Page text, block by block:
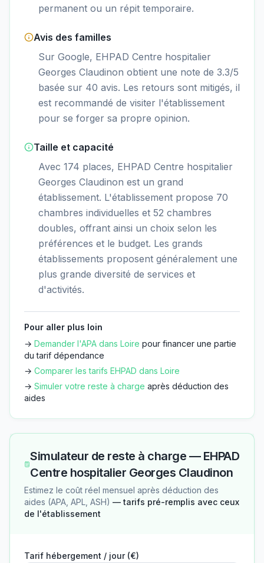
permanent ou un répit temporaire.
Avis des familles
Sur Google, EHPAD Centre hospitalier
Georges Claudinon obtient une note de 3.3/5
basée sur 40 avis. Les retours sont mitigés, il
est recommandé de visiter l'établissement
pour se forger sa propre opinion.
Taille et capacité
Avec 174 places, EHPAD Centre hospitalier
Georges Claudinon est un grand
établissement. L'établissement propose 70
chambres individuelles et 52 chambres
doubles, offrant ainsi un choix selon les
préférences et le budget. Les grands
établissements proposent généralement une
plus grande diversité de services et
d'activités.
Pour aller plus loin
→ Demander l'APA dans Loire pour financer une partie
du tarif dépendance
→ Comparer les tarifs EHPAD dans Loire
→ Simuler votre reste à charge après déduction des
aides
Simulateur de reste à charge — EHPAD
Centre hospitalier Georges Claudinon
Estimez le coût réel mensuel après déduction des
aides (APA, APL, ASH) — tarifs pré-remplis avec ceux
de l'établissement
Tarif hébergement / jour (€)